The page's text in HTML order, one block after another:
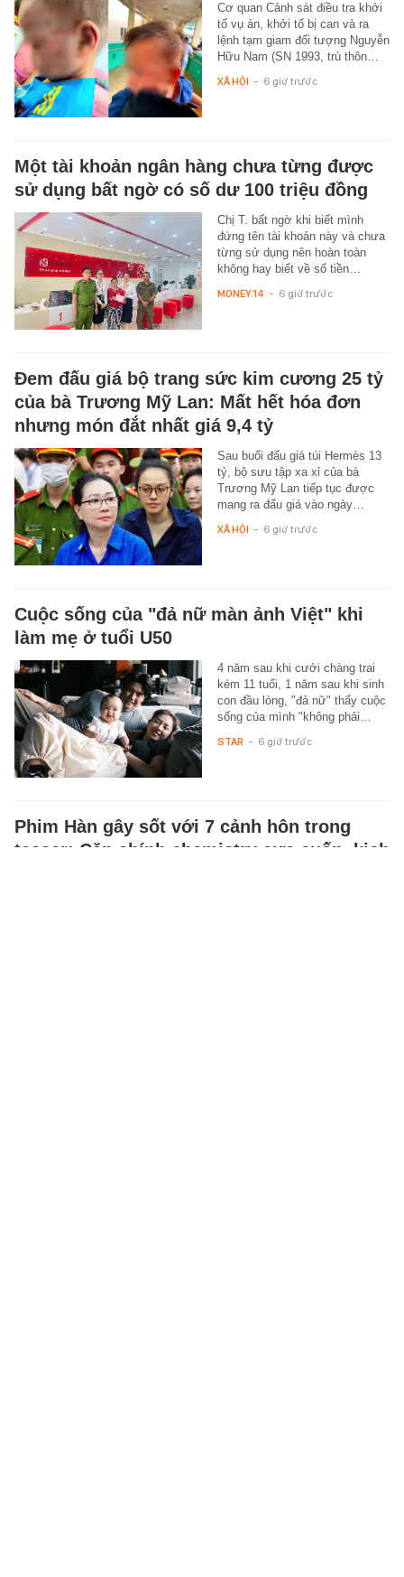
Cơ quan Cảnh sát điều tra khởi
tố vụ án, khởi tố bị can và ra
lệnh tạm giam đối tượng Nguyễn
Hữu Nam (SN 1993, trú thôn…
XÃ HỘI - 6 giờ trước
Một tài khoản ngân hàng chưa từng được
sử dụng bất ngờ có số dư 100 triệu đồng
Chị T. bất ngờ khi biết mình
đứng tên tài khoản này và chưa
từng sử dụng nên hoàn toàn
không hay biết về số tiền…
MONEY.14 - 6 giờ trước
Đem đấu giá bộ trang sức kim cương 25 tỷ
của bà Trương Mỹ Lan: Mất hết hóa đơn
nhưng món đắt nhất giá 9,4 tỷ
Sau buổi đấu giá túi Hermès 13
tỷ, bộ sưu tập xa xỉ của bà
Trương Mỹ Lan tiếp tục được
mang ra đấu giá vào ngày…
XÃ HỘI - 6 giờ trước
Cuộc sống của "đả nữ màn ảnh Việt" khi
làm mẹ ở tuổi U50
4 năm sau khi cưới chàng trai
kém 11 tuổi, 1 năm sau khi sinh
con đầu lòng, "đả nữ" thấy cuộc
sống của mình "không phải…
STAR - 6 giờ trước
Phim Hàn gây sốt với 7 cảnh hôn trong
teaser: Cặp chính chemistry cực cuốn, kịch